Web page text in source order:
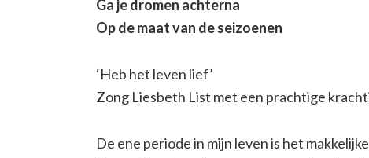
Ga je dromen achterna
Op de maat van de seizoenen
‘Heb het leven lief’
Zong Liesbeth List met een prachtige
De ene periode in mijn leven is het